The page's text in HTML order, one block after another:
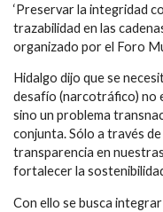
‘Preservar la integridad
trazabilidad en las
organizado por el Foro
Hidalgo dijo que se
desafío (narcotráfico) no
sino un problema
conjunta. Sólo a través
transparencia en
fortalecer la
Con ello se busca